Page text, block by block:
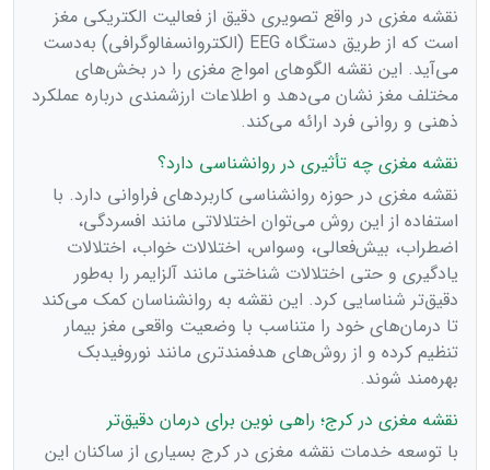
نقشه مغزی در واقع تصویری دقیق از فعالیت الکتریکی مغز
است که از طریق دستگاه EEG (الکتروانسفالوگرافی) به‌دست
می‌آید. این نقشه الگوهای امواج مغزی را در بخش‌های
مختلف مغز نشان می‌دهد و اطلاعات ارزشمندی درباره عملکرد
ذهنی و روانی فرد ارائه می‌کند.
نقشه مغزی چه تأثیری در روانشناسی دارد؟
نقشه مغزی در حوزه روانشناسی کاربردهای فراوانی دارد. با
استفاده از این روش می‌توان اختلالاتی مانند افسردگی،
اضطراب، بیش‌فعالی، وسواس، اختلالات خواب، اختلالات
یادگیری و حتی اختلالات شناختی مانند آلزایمر را به‌طور
دقیق‌تر شناسایی کرد. این نقشه به روانشناسان کمک می‌کند
تا درمان‌های خود را متناسب با وضعیت واقعی مغز بیمار
تنظیم کرده و از روش‌های هدفمندتری مانند نوروفیدبک
بهره‌مند شوند.
نقشه مغزی در کرج؛ راهی نوین برای درمان دقیق‌تر
با توسعه خدمات نقشه مغزی در کرج بسیاری از ساکنان این